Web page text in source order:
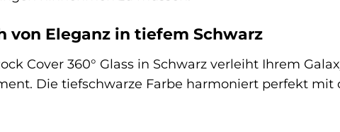
von Eleganz in tiefem Schwarz
Cover 360° Glass in Schwarz verleiht Ihrem
Die tiefschwarze Farbe harmoniert perfekt